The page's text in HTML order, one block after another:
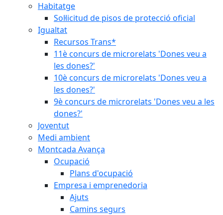
Habitatge
Sol·licitud de pisos de protecció oficial
Igualtat
Recursos Trans*
11è concurs de microrelats 'Dones veu a
les dones?'
10è concurs de microrelats 'Dones veu a
les dones?'
9è concurs de microrelats 'Dones veu a les
dones?'
Joventut
Medi ambient
Montcada Avança
Ocupació
Plans d'ocupació
Empresa i emprenedoria
Ajuts
Camins segurs